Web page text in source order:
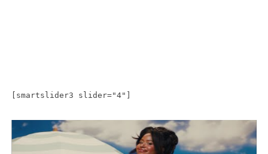
[smartslider3 slider="4"]